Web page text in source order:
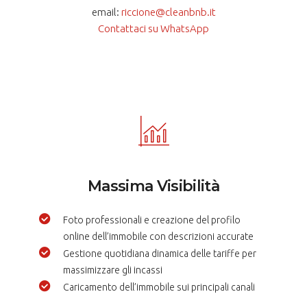
email: riccione@cleanbnb.it
Contattaci su WhatsApp
Massima Visibilità
Foto professionali e creazione del profilo
online dell’immobile con descrizioni accurate
Gestione quotidiana dinamica delle tariffe per
massimizzare gli incassi
Caricamento dell’immobile sui principali canali